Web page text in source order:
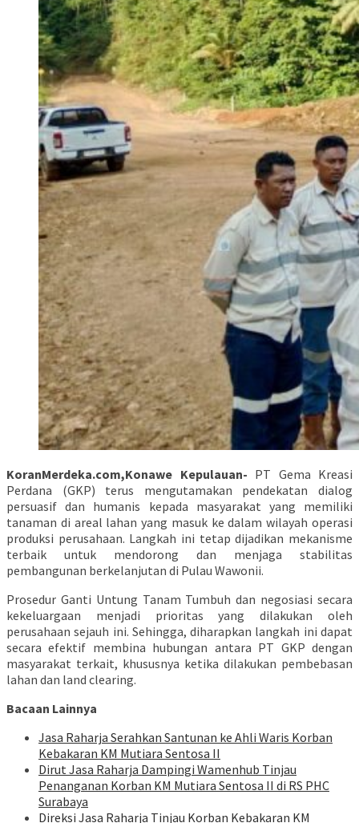
KoranMerdeka.com,Konawe Kepulauan- PT Gema Kreasi
Perdana (GKP) terus mengutamakan pendekatan dialog
persuasif dan humanis kepada masyarakat yang memiliki
tanaman di areal lahan yang masuk ke dalam wilayah operasi
produksi perusahaan. Langkah ini tetap dijadikan mekanisme
terbaik untuk mendorong dan menjaga stabilitas
pembangunan berkelanjutan di Pulau Wawonii.
Prosedur Ganti Untung Tanam Tumbuh dan negosiasi secara
kekeluargaan menjadi prioritas yang dilakukan oleh
perusahaan sejauh ini. Sehingga, diharapkan langkah ini dapat
secara efektif membina hubungan antara PT GKP dengan
masyarakat terkait, khususnya ketika dilakukan pembebasan
lahan dan land clearing.
Bacaan Lainnya
Jasa Raharja Serahkan Santunan ke Ahli Waris Korban
Kebakaran KM Mutiara Sentosa II
Dirut Jasa Raharja Dampingi Wamenhub Tinjau
Penanganan Korban KM Mutiara Sentosa II di RS PHC
Surabaya
Direksi Jasa Raharja Tinjau Korban Kebakaran KM